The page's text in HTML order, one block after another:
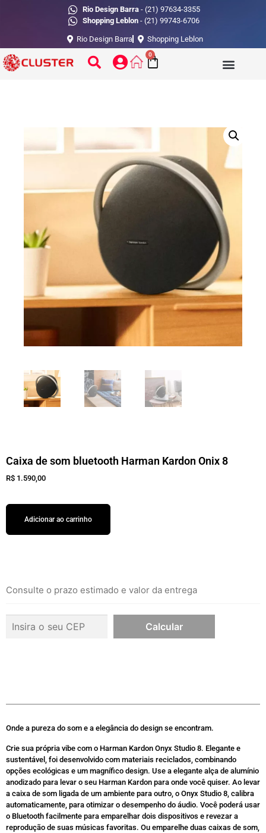
Rio Design Barra- (21) 97634-3355
Shopping Leblon - (21) 99743-6706
Rio Design Barra Shopping Leblon
0
Caixa de som bluetooth Harman Kardon Onix 8
R$ 1.590,00
Adicionar ao carrinho
Consulte o prazo estimado e valor da entrega
Onde a pureza do som e a elegância do design se encontram.
Crie sua própria vibe com o Harman Kardon Onyx Studio 8. Elegante e
sustentável, foi desenvolvido com materiais reciclados, combinando
opções ecológicas e um magnífico design. Use a elegante alça de alumínio
anodizado para levar o seu Harman Kardon para onde você quiser. Ao levar
a caixa de som ligada de um ambiente para outro, o Onyx Studio 8, calibra
automaticamente, para otimizar o desempenho do áudio. Você poderá usar
o Bluetooth facilmente para emparelhar dois dispositivos e revezar a
reprodução de suas músicas favoritas. Ou emparelhe duas caixas de som,